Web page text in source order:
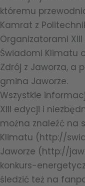
któremu
Kamrat z
Organizatorami
Świadomi Klimatu
Zdrój z Jaworza, a
gmina Jaworze.
Wszystkie
XIII edycji i
można znaleźć na
Klimatu (http://
Jaworze (http://
konkurs-
śledzić też na